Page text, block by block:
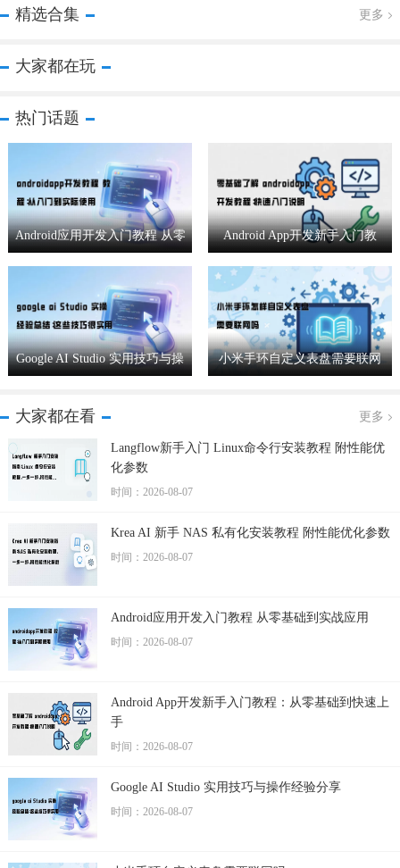
精选合集 更多
大家都在玩
热门话题
Android应用开发入门教程 从零
基础到实战应用
Android App开发新手入门教
程：从零基础到快速上手
Google AI Studio 实用技巧与操
作经验分享
小米手环自定义表盘需要联网
吗
大家都在看 更多
Langflow新手入门 Linux命令行安装教程 附性能优
化参数
时间：2026-08-07
Krea AI 新手 NAS 私有化安装教程 附性能优化参数
时间：2026-08-07
Android应用开发入门教程 从零基础到实战应用
时间：2026-08-07
Android App开发新手入门教程：从零基础到快速上
手
时间：2026-08-07
Google AI Studio 实用技巧与操作经验分享
时间：2026-08-07